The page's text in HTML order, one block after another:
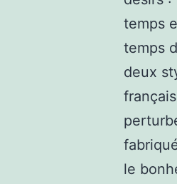
temps
temps
deux
le